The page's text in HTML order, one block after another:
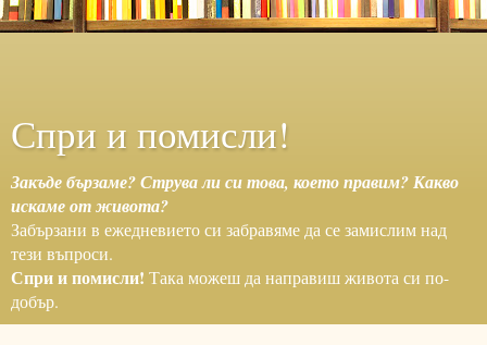
Спри и помисли!
Закъде бързаме? Струва ли си това, което правим? Какво
искаме от живота?
Забързани в ежедневието си забравяме да се замислим над
тези въпроси.
Спри и помисли! Така можеш да направиш живота си по-
добър.